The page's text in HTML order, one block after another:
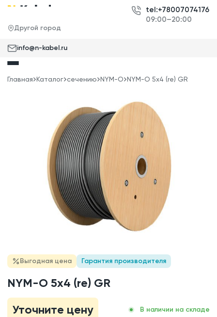
Другой город
tel:+78007074176
09:00–20:00
info@n-kabel.ru
Главная Каталог сечению NYM-O NYM-O 5x4 (re) GR
Выгодная цена Гарантия производителя
NYM-O 5x4 (re) GR
Уточните цену
В наличии на складе